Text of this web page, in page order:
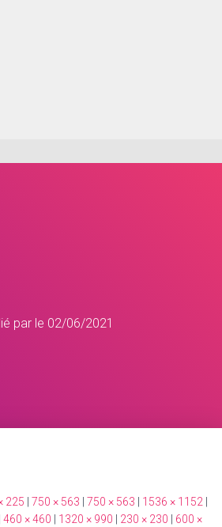
par le 02/06/2021
225 750 × 563 750 × 563 1536 × 1152
460 × 460 1320 × 990 230 × 230
600 ×